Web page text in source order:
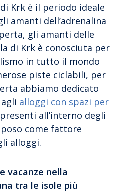
Krk è il periodo ideale
amanti dell’adrenalina
gli amanti delle
di Krk è conosciuta per
in tutto il mondo
piste ciclabili, per
abbiamo dedicato
alloggi con spazi per
presenti all’interno degli
come fattore
alloggi.
vacanze nella
tra le isole più